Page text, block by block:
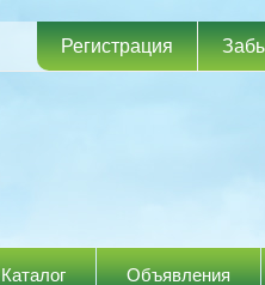
Регистрация
Каталог Объявления